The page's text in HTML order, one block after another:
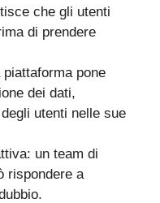
che gli utenti
di prendere
pone
dei dati,
utenti nelle sue
un team di
rispondere a